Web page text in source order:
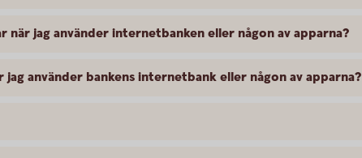
när jag använder internetbanken eller någon av apparna?
jag använder bankens internetbank eller någon av apparna?